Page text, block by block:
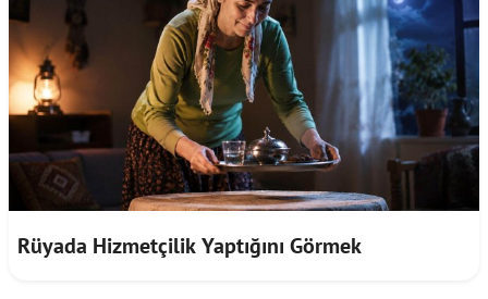
Rüyada Hizmetçilik Yaptığını Görmek